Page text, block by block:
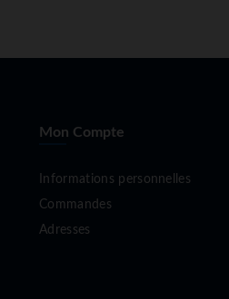
Mon Compte
Informations personnelles
Commandes
Adresses